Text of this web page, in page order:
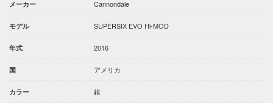
メーカー Cannondale
モデル SUPERSIX EVO Hi-MOD
年式 2016
国 アメリカ
カラー 銀